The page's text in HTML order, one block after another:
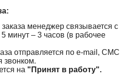
менеджер связывается с
минут – 3 часов (в рабочее
отправляется по e-mail, СМС
звонком.
на "Принят в работу".